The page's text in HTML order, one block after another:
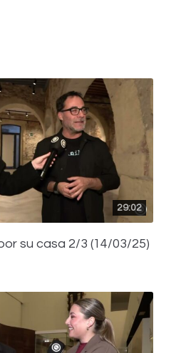
29:02
su casa 2/3 (14/03/25)